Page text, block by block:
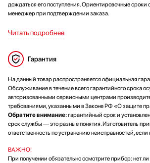
дождаться его поступления. Ориентировочные сроки
менеджер при подтверждении заказа.
Читать подробнее
Гарантия
На данный товар распространяется официальная
Обслуживание в течение всего гарантийного срока
авторизованными сервисными центрами
требованиями, указанными в Законе РФ «О защите
Обратите внимание:гарантийный срок и
срок службы — это разные понятия. Изготовитель
ответственность по устранению неисправностей, если
ВАЖНО!
При получении обязательно осмотрите прибор: нет